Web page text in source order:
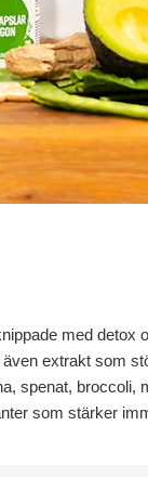
med detox
extrakt som
spenat, broccoli,
som stärker